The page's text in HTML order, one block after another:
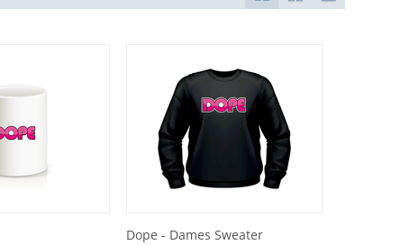
Dope - Dames Sweater